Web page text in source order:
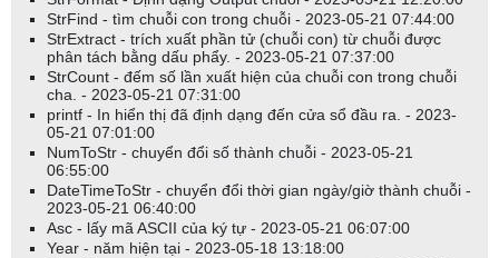
StrFind - tìm chuỗi con trong chuỗi - 2023-05-21 07:44:00
StrExtract - trích xuất phần tử (chuỗi con) từ chuỗi được
phân tách bằng dấu phẩy. - 2023-05-21 07:37:00
StrCount - đếm số lần xuất hiện của chuỗi con trong chuỗi
cha. - 2023-05-21 07:31:00
printf - In hiển thị đã định dạng đến cửa sổ đầu ra. - 2023-
05-21 07:01:00
NumToStr - chuyển đổi số thành chuỗi - 2023-05-21
06:55:00
DateTimeToStr - chuyển đổi thời gian ngày/giờ thành chuỗi -
2023-05-21 06:40:00
Asc - lấy mã ASCII của ký tự - 2023-05-21 06:07:00
Year - năm hiện tại - 2023-05-18 13:18:00